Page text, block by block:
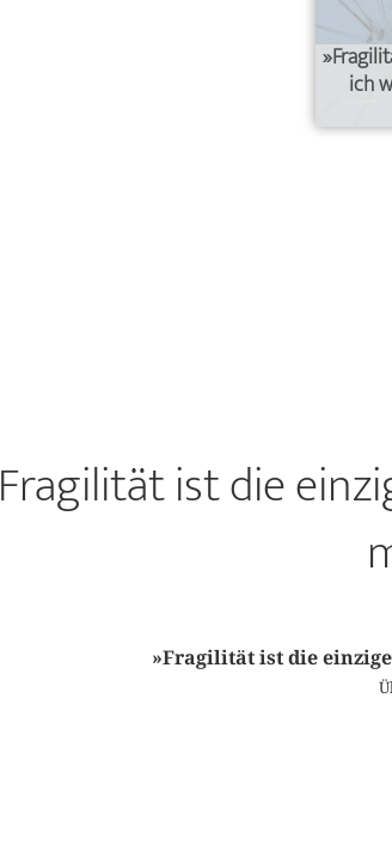
ich
Fragilität ist die
»Fragilität ist die